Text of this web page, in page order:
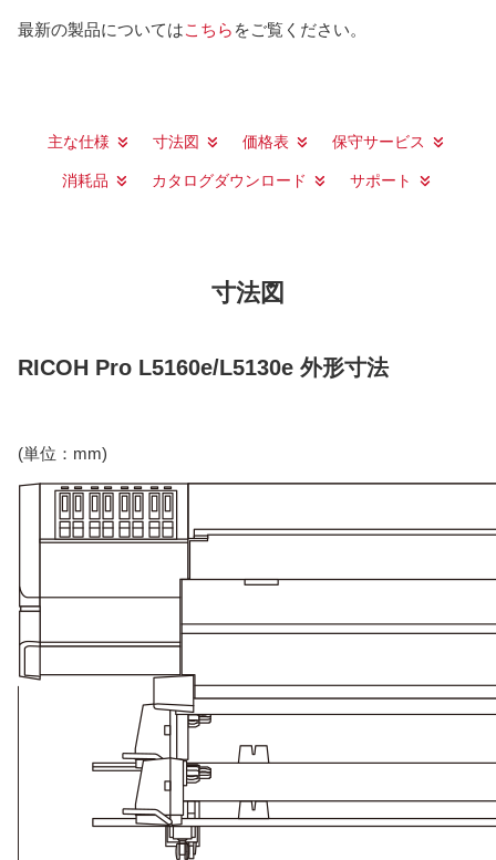
最新の製品についてはこちら をご覧ください。
主な仕様 寸法図 価格表 保守サービス
消耗品 カタログダウンロード サポート
寸法図
RICOH Pro L5160e/L5130e 外形寸法
(単位：mm)